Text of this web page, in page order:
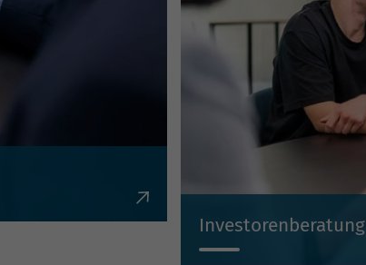
Investorenberatung